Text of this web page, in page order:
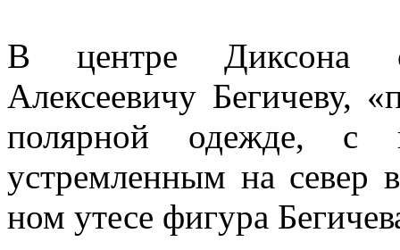
В центре Диксона
Алексеевичу Бегичеву,
полярной одежде, с
устремленным на север
ном утесе фигура